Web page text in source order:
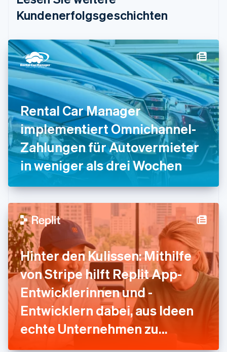
Kundenerfolgsgeschichten
Rental Car Manager
implementiert Omnichannel-
Zahlungen für Autovermieter
in weniger als drei Wochen
Hinter den Kulissen: Mithilfe
von Stripe hilft Replit App-
Entwicklerinnen und -
Entwicklern dabei, aus Ideen
echte Unternehmen zu
machen
English
简体中文English
Finnland
EnglishSvenska
Frankreich
FrançaisEnglish
Gibraltar
English
Griechenland
English
Indien
English
Irland
English
Japan
日本語English
Kanada
EnglishFrançais
Kroatien
English Italiano
Lettland
English
Liechtenstein
Deutsch English
Litauen
English
Luxemburg
Français Deutsch English
Malaysia